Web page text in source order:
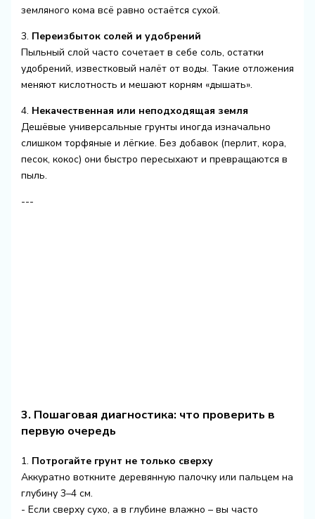
земляного кома всё равно остаётся сухой.
3. Переизбыток солей и удобрений
Пыльный слой часто сочетает в себе соль, остатки
удобрений, известковый налёт от воды. Такие отложения
меняют кислотность и мешают корням «дышать».
4. Некачественная или неподходящая земля
Дешёвые универсальные грунты иногда изначально
слишком торфяные и лёгкие. Без добавок (перлит, кора,
песок, кокос) они быстро пересыхают и превращаются в
пыль.
---
3. Пошаговая диагностика: что проверить в
первую очередь
1. Потрогайте грунт не только сверху
Аккуратно воткните деревянную палочку или пальцем на
глубину 3–4 см.
- Если сверху сухо, а в глубине влажно – вы часто